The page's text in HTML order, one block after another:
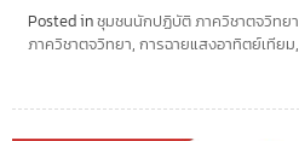
Posted inชุมชนนักปฏิบัติ ภาควิชาตจวิทยา
ภาควิชาตจวิทยา, การฉายแสงอาทิตย์เทียม,